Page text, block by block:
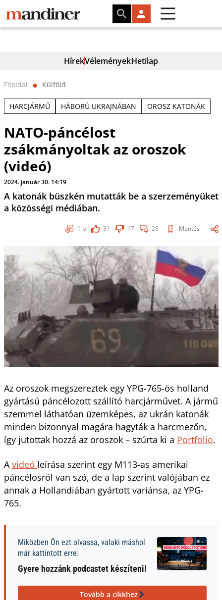
HírekVéleményekHetilap
Főoldal ⬤ Külföld
HARCJÁRMŰ HÁBORÚ UKRAJNÁBAN OROSZ KATONÁK
NATO-páncélost
zsákmányoltak az oroszok
(videó)
2024. január 30. 14:19
A katonák büszkén mutatták be a szerzeményüket
a közösségi médiában.
1 p 31 17 28 Mentés
Az oroszok megszereztek egy YPG-765-ös holland
gyártású páncélozott szállító harcjárművet. A jármű
szemmel láthatóan üzemképes, az ukrán katonák
minden bizonnyal magára hagyták a harcmezőn,
így jutottak hozzá az oroszok – szúrta ki a Portfolio.
A videó leírása szerint egy M113-as amerikai
páncélosról van szó, de a lap szerint valójában ez
annak a Hollandiában gyártott variánsa, az YPG-
765.
Miközben Ön ezt olvassa, valaki máshol
már kattintott erre:
Gyere hozzánk podcastet készíteni!
Tovább a cikkhez